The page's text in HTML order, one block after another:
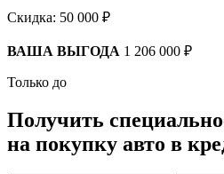
Скидка: 50 000 ₽
ВАША ВЫГОДА 1 206 000 ₽
Только до
Получить
на покупку авто в